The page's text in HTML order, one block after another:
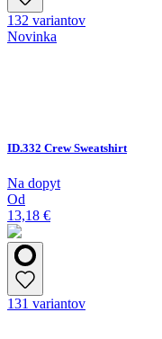
132 variantov
Novinka
ID.332 Crew Sweatshirt
Na dopyt
Od
13,18 €
131 variantov